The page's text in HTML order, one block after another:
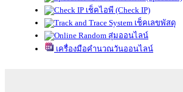
เช็คไอพี (Check IP)
เช็คเลขพัสดุ
สุ่มออนไลน์
เครื่องมือคำนวณวันออนไลน์